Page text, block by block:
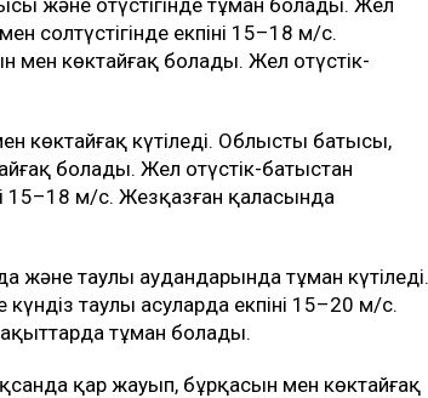
солтүстігінде екпіні 15–18 м/с.
көктайғақ болады. Жел оңтүстік-
күтіледі. Облыстың батысы,
болады. Жел оңтүстік-батыстан
15–18 м/с. Жезқазған қаласында
және таулы аудандарында тұман күтіледі.
күндіз таулы асуларда екпіні 15–20 м/с.
тұман болады.
қар жауып, бұрқасын мен көктайғақ